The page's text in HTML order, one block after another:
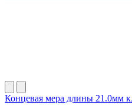
Концевая мера длины 21.0мм